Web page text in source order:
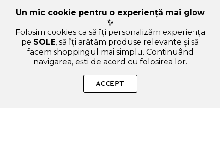
Produse autentice, conforme UE, alese responsabil.
Un mic cookie pentru o experiență mai glow
✨
Folosim cookies ca să îți personalizăm experiența
pe SOLE, să îți arătăm produse relevante și să
facem shoppingul mai simplu. Continuând
navigarea, ești de acord cu folosirea lor.
ACCEPT